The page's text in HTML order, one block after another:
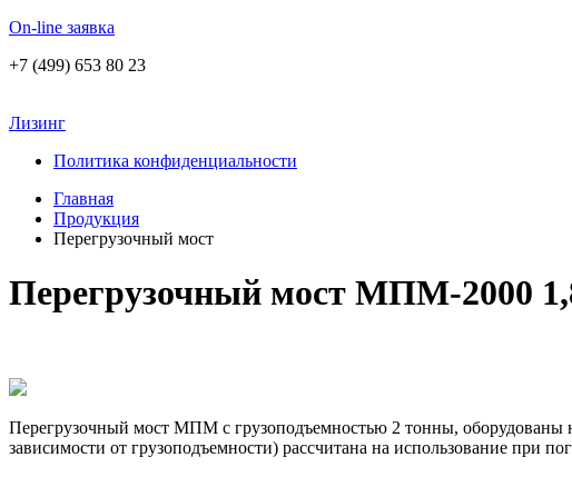
On-line заявка
+7 (499) 653 80 23
Лизинг
Политика конфиденциальности
Главная
Продукция
Перегрузочный мост
Перегрузочный мост МПМ-2000
Перегрузочный мост МПМ с грузоподъемностью 2 тонны, оборудованы
зависимости от грузоподъемности) рассчитана на использование при